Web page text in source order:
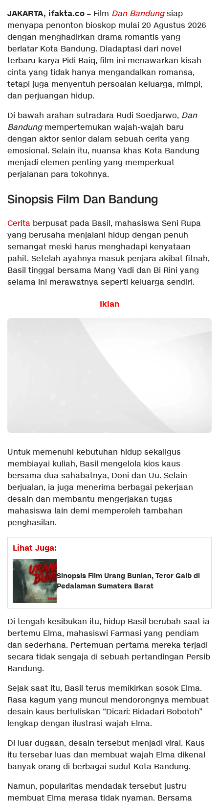
JAKARTA, ifakta.co – Film Dan Bandungsiap
menyapa penonton bioskop mulai 20 Agustus 2026
dengan menghadirkan drama romantis yang
berlatar Kota Bandung. Diadaptasi dari novel
terbaru karya Pidi Baiq, film ini menawarkan kisah
cinta yang tidak hanya mengandalkan romansa,
tetapi juga menyentuh persoalan keluarga, mimpi,
dan perjuangan hidup.
Di bawah arahan sutradara Rudi Soedjarwo, Dan
Bandungmempertemukan wajah-wajah baru
dengan aktor senior dalam sebuah cerita yang
emosional. Selain itu, nuansa khas Kota Bandung
menjadi elemen penting yang memperkuat
perjalanan para tokohnya.
Sinopsis Film Dan Bandung
Cerita berpusat pada Basil, mahasiswa Seni Rupa
yang berusaha menjalani hidup dengan penuh
semangat meski harus menghadapi kenyataan
pahit. Setelah ayahnya masuk penjara akibat fitnah,
Basil tinggal bersama Mang Yadi dan Bi Rini yang
selama ini merawatnya seperti keluarga sendiri.
Iklan
Untuk memenuhi kebutuhan hidup sekaligus
membiayai kuliah, Basil mengelola kios kaus
bersama dua sahabatnya, Doni dan Uu. Selain
berjualan, ia juga menerima berbagai pekerjaan
desain dan membantu mengerjakan tugas
mahasiswa lain demi memperoleh tambahan
penghasilan.
Lihat Juga:
Sinopsis Film Urang Bunian, Teror Gaib di
Pedalaman Sumatera Barat
Di tengah kesibukan itu, hidup Basil berubah saat ia
bertemu Elma, mahasiswi Farmasi yang pendiam
dan sederhana. Pertemuan pertama mereka terjadi
secara tidak sengaja di sebuah pertandingan Persib
Bandung.
Sejak saat itu, Basil terus memikirkan sosok Elma.
Rasa kagum yang muncul mendorongnya membuat
desain kaus bertuliskan “Dicari: Bidadari Bobotoh”
lengkap dengan ilustrasi wajah Elma.
Di luar dugaan, desain tersebut menjadi viral. Kaus
itu tersebar luas dan membuat wajah Elma dikenal
banyak orang di berbagai sudut Kota Bandung.
Namun, popularitas mendadak tersebut justru
membuat Elma merasa tidak nyaman. Bersama